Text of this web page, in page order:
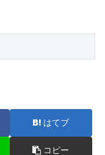
はてブ
コピー